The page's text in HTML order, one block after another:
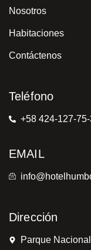
Nosotros
Habitaciones
Contáctenos
Teléfono
+58 424-127-
EMAIL
Dirección
Parque